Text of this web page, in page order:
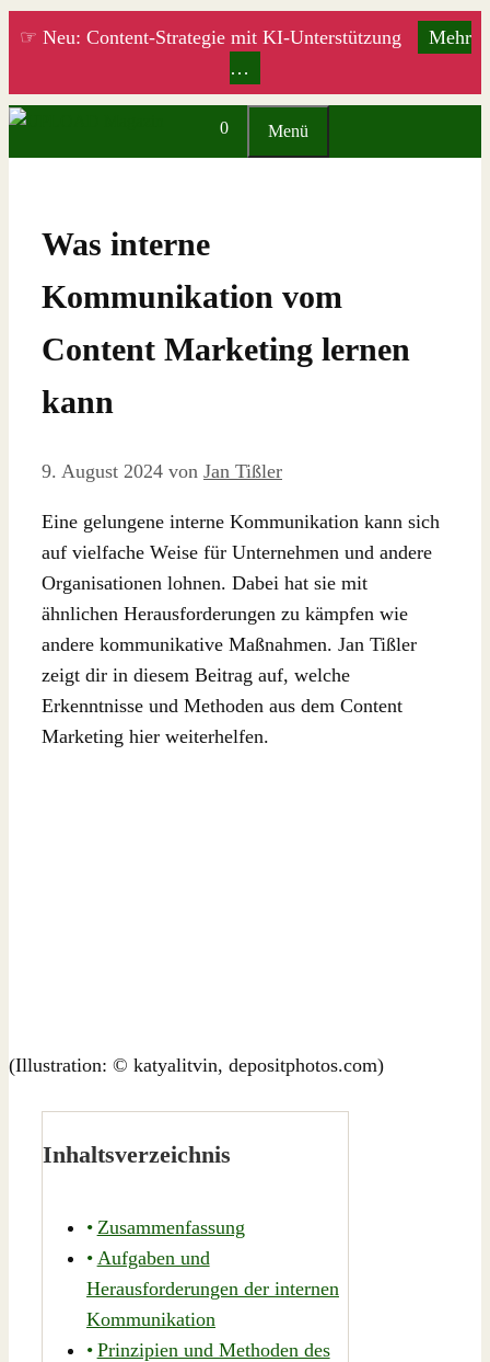
Zum
☞ Neu: Content-Strategie mit KI-Unterstützung
Mehr
…
0 Menü
Was interne
Kommunikation vom
Content Marketing lernen
kann
9. August 2024 von Jan Tißler
Eine gelungene interne Kommunikation kann sich
auf vielfache Weise für Unternehmen und andere
Organisationen lohnen. Dabei hat sie mit
ähnlichen Herausforderungen zu kämpfen wie
andere kommunikative Maßnahmen. Jan Tißler
zeigt dir in diesem Beitrag auf, welche
Erkenntnisse und Methoden aus dem Content
Marketing hier weiterhelfen.
(Illustration: © katyalitvin, depositphotos.com)
Inhaltsverzeichnis
Zusammenfassung
Aufgaben und
Herausforderungen der internen
Kommunikation
Prinzipien und Methoden des